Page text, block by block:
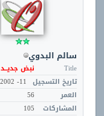
سالم البدوي
Title
نبض جديــد
تاريخ التسجيل 11- 2002
العمر
56
المشاركات
105